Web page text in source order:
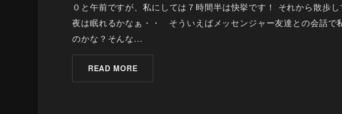
０と午前ですが、私にしては７時間半は快挙です！ それから散歩
夜は眠れるかなぁ・・ そういえばメッセンジャー友達との会話で
のかな？そんな...
READ MORE